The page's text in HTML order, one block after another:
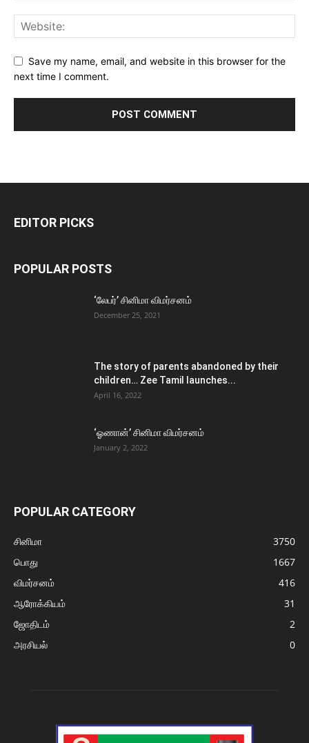
Save my name, email, and website in this browser for the
next time I comment.
EDITOR PICKS
POPULAR POSTS
‘லேபர்’ சினிமா விமர்சனம்
December 25, 2021
The story of parents abandoned by their
children… Zee Tamil launches...
April 16, 2022
‘ஓணான்’ சினிமா விமர்சனம்
January 2, 2022
POPULAR CATEGORY
சினிமா
3750
பொது
1667
விமர்சனம்
416
ஆரோக்கியம்
31
ஜோதிடம்
2
அரசியல்
0